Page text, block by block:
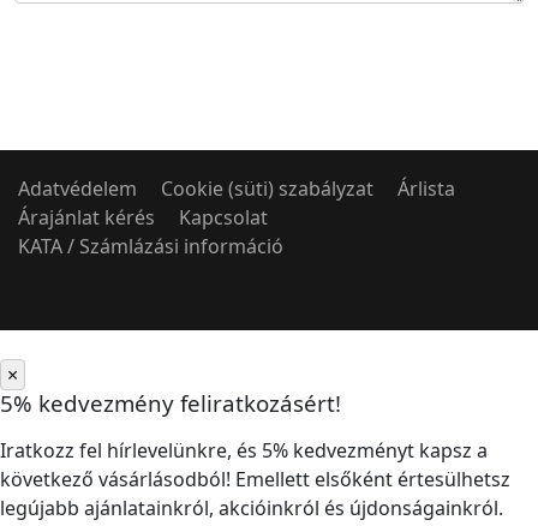
Adatvédelem Cookie (süti) szabályzat
Árlista
Árajánlat kérés
Kapcsolat
KATA / Számlázási információ
×
5% kedvezmény feliratkozásért!
Iratkozz fel hírlevelünkre, és 5% kedvezményt kapsz a
következő vásárlásodból! Emellett elsőként értesülhetsz
legújabb ajánlatainkról, akcióinkról és újdonságainkról.